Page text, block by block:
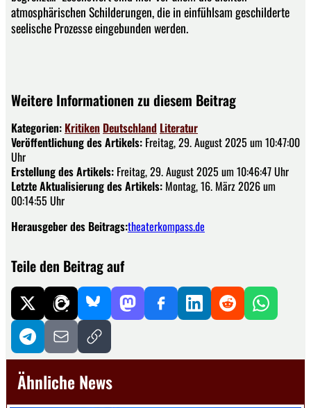
atmosphärischen Schilderungen, die in einfühlsam geschilderte
seelische Prozesse eingebunden werden.
Weitere Informationen zu diesem Beitrag
Kategorien: Kritiken Deutschland Literatur
Veröffentlichung des Artikels: Freitag, 29. August 2025 um 10:47:00
Uhr
Erstellung des Artikels: Freitag, 29. August 2025 um 10:46:47 Uhr
Letzte Aktualisierung des Artikels: Montag, 16. März 2026 um
00:14:55 Uhr
Herausgeber des Beitrags:theaterkompass.de
Teile den Beitrag auf
Ähnliche News